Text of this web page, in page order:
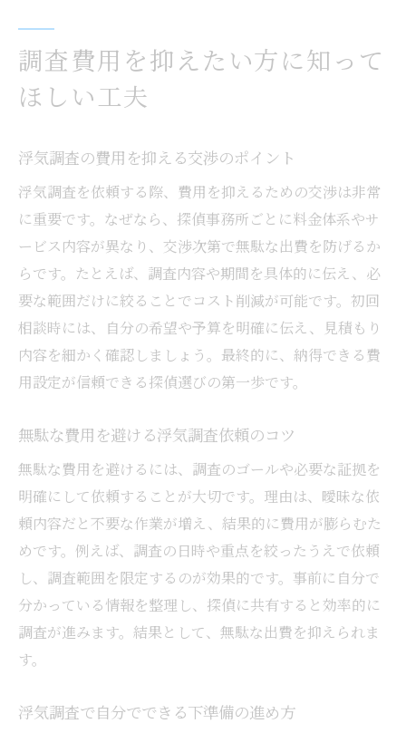
調査費用を抑えたい方に知って
ほしい工夫
浮気調査の費用を抑える交渉のポイント
浮気調査を依頼する際、費用を抑えるための交渉は非常
に重要です。なぜなら、探偵事務所ごとに料金体系やサ
ービス内容が異なり、交渉次第で無駄な出費を防げるか
らです。たとえば、調査内容や期間を具体的に伝え、必
要な範囲だけに絞ることでコスト削減が可能です。初回
相談時には、自分の希望や予算を明確に伝え、見積もり
内容を細かく確認しましょう。最終的に、納得できる費
用設定が信頼できる探偵選びの第一歩です。
無駄な費用を避ける浮気調査依頼のコツ
無駄な費用を避けるには、調査のゴールや必要な証拠を
明確にして依頼することが大切です。理由は、曖昧な依
頼内容だと不要な作業が増え、結果的に費用が膨らむた
めです。例えば、調査の日時や重点を絞ったうえで依頼
し、調査範囲を限定するのが効果的です。事前に自分で
分かっている情報を整理し、探偵に共有すると効率的に
調査が進みます。結果として、無駄な出費を抑えられま
す。
浮気調査で自分でできる下準備の進め方